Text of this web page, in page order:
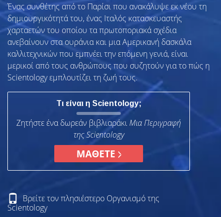
Ένας συνθέτης από το Παρίσι που ανακάλυψε εκ νέου τη
δημιουργικότητά του, ένας Ιταλός κατασκευαστής
χαρταετών του οποίου τα πρωτοποριακά σχέδια
ανεβαίνουν στα ουράνια και μια Αμερικανή δασκάλα
καλλιτεχνικών που εμπνέει την επόμενη γενιά, είναι
μερικοί από τους ανθρώπους που συζητούν για το πώς η
Scientology εμπλουτίζει τη ζωή τους.
Τι είναι η Scientology;
Ζητήστε ένα δωρεάν βιβλιαράκι Μια Περιγραφή
της Scientology
ΜΑΘΕΤΕ
Βρείτε τον πλησιέστερο Οργανισμό της
Scientology